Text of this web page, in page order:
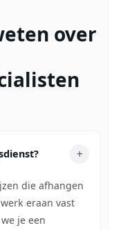
over
die afhangen
eraan vast
je een